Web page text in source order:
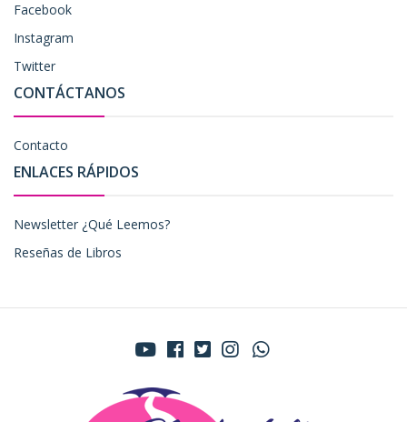
Facebook
Instagram
Twitter
CONTÁCTANOS
Contacto
ENLACES RÁPIDOS
Newsletter ¿Qué Leemos?
Reseñas de Libros